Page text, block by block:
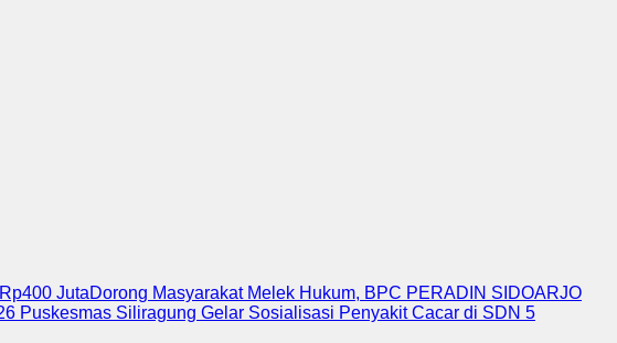
JutaDorong Masyarakat Melek Hukum, BPC PERADIN SIDOARJO
Puskesmas Siliragung Gelar Sosialisasi Penyakit Cacar di SDN 5